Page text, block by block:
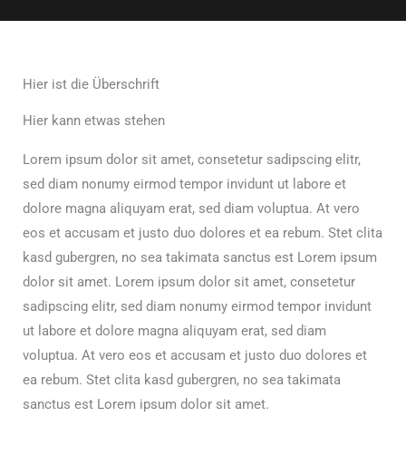
Hier ist die Überschrift
Hier kann etwas stehen
Lorem ipsum dolor sit amet, consetetur sadipscing elitr,
sed diam nonumy eirmod tempor invidunt ut labore et
dolore magna aliquyam erat, sed diam voluptua. At vero
eos et accusam et justo duo dolores et ea rebum. Stet clita
kasd gubergren, no sea takimata sanctus est Lorem ipsum
dolor sit amet. Lorem ipsum dolor sit amet, consetetur
sadipscing elitr, sed diam nonumy eirmod tempor invidunt
ut labore et dolore magna aliquyam erat, sed diam
voluptua. At vero eos et accusam et justo duo dolores et
ea rebum. Stet clita kasd gubergren, no sea takimata
sanctus est Lorem ipsum dolor sit amet.